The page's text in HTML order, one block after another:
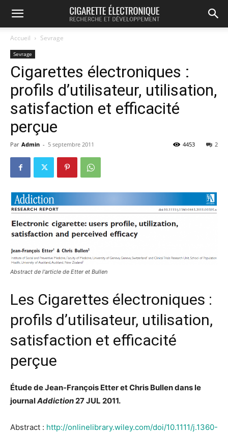
Accueil Sevrage
Sevrage
Cigarettes électroniques :
profils d’utilisateur, utilisation,
satisfaction et efficacité
perçue
Par Admin - 5 septembre 2011 2
4453
Abstract de l'article de Etter et Bullen
Les Cigarettes électroniques :
profils d’utilisateur, utilisation,
satisfaction et efficacité
perçue
Étude de Jean-François Etter et Chris Bullen dans le
journalAddiction27 JUL 2011.
Abstract : http://onlinelibrary.wiley.com/doi/10.1111/j.1360-